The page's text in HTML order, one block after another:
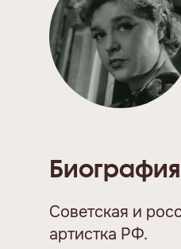
Советская и
артистка РФ.